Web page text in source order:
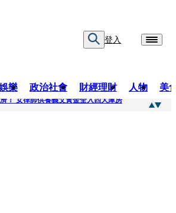
登入
樂 政治社會 財經理財 人物 美
！ 女律師供養義父黃金全入四大庫房